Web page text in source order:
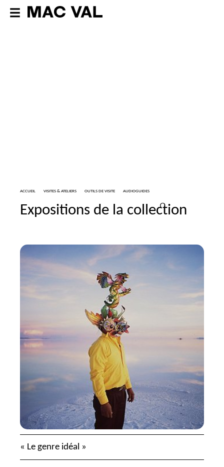
ACCUEIL VISITES & ATELIERS OUTILS DE VISITE AUDIOGUIDES
Expositions de la collection
« Le genre idéal »